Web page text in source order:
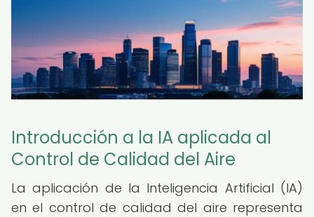
Introducción a la IA aplicada al
Control de Calidad del Aire
La aplicación de la Inteligencia Artificial (IA)
en el control de calidad del aire representa